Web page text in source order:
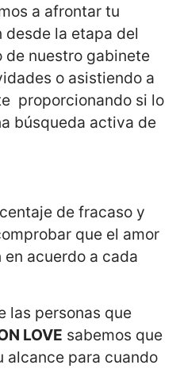
a afrontar tu
la etapa del
de nuestro gabinete
o asistiendo a
proporcionando si lo
búsqueda activa de
de fracaso y
que el amor
acuerdo a cada
las personas que
LOVE sabemos que
alcance para cuando